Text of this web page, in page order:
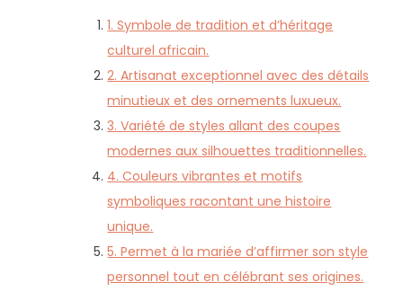
1. Symbole de tradition et d’héritage
culturel africain.
2. Artisanat exceptionnel avec des détails
minutieux et des ornements luxueux.
3. Variété de styles allant des coupes
modernes aux silhouettes traditionnelles.
4. Couleurs vibrantes et motifs
symboliques racontant une histoire
unique.
5. Permet à la mariée d’affirmer son style
personnel tout en célébrant ses origines.